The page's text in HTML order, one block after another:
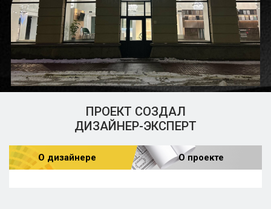
ПРОЕКТ СОЗДАЛ
ДИЗАЙНЕР-ЭКСПЕРТ
О дизайнере О проекте